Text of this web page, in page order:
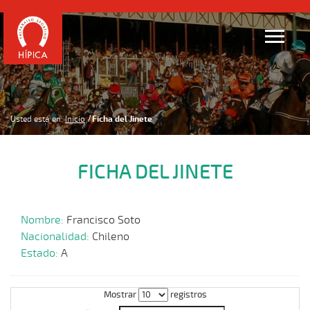
Usted está en: Inicio Ficha del Jinete
FICHA DEL JINETE
Nombre: Francisco Soto
Nacionalidad: Chileno
Estado: A
Mostrar
registros